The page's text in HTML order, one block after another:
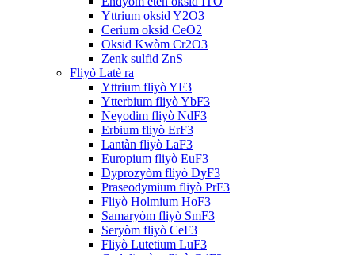
Yttrium oksid Y2O3
Cerium oksid CeO2
Oksid Kwòm Cr2O3
Zenk sulfid ZnS
Fliyò Latè ra
Yttrium fliyò YF3
Ytterbium fliyò YbF3
Neyodim fliyò NdF3
Erbium fliyò ErF3
Lantàn fliyò LaF3
Europium fliyò EuF3
Dyprozyòm fliyò DyF3
Praseodymium fliyò PrF3
Fliyò Holmium HoF3
Samaryòm fliyò SmF3
Seryòm fliyò CeF3
Fliyò Lutetium LuF3